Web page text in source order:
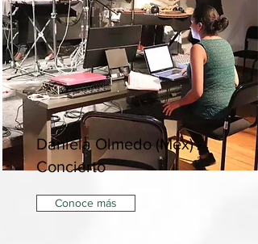
Daniela Olmedo (Mex) -
Concierto
Conoce más